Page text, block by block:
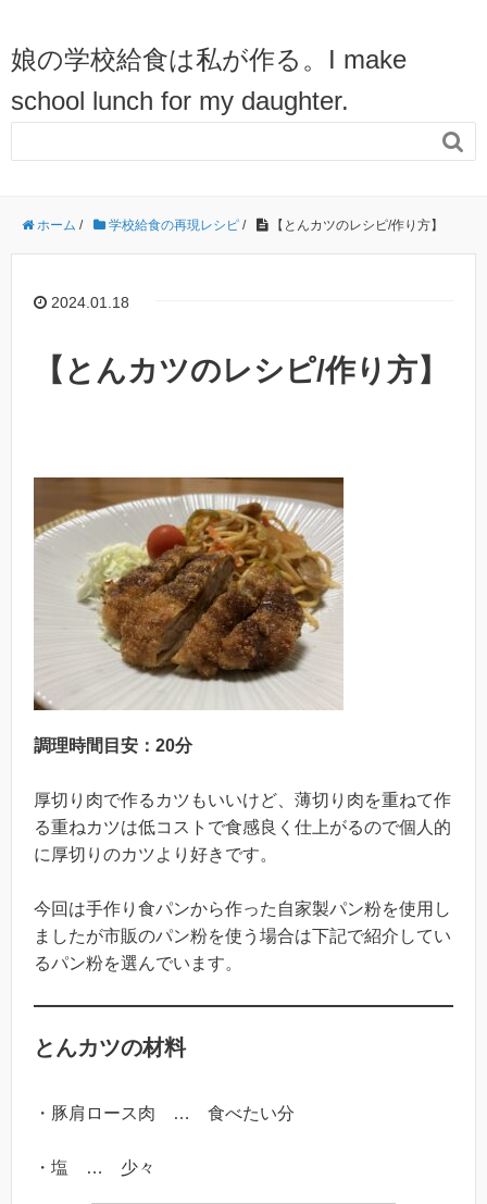
娘の学校給食は私が作る。I make
school lunch for my daughter.

ホーム / 学校給食の再現レシピ / 【とんカツのレシピ/作り方】
2024.01.18
【とんカツのレシピ/作り方】
調理時間目安：20分
厚切り肉で作るカツもいいけど、薄切り肉を重ねて作
る重ねカツは低コストで食感良く仕上がるので個人的
に厚切りのカツより好きです。
今回は手作り食パンから作った自家製パン粉を使用し
ましたが市販のパン粉を使う場合は下記で紹介してい
るパン粉を選んでいます。
とんカツの材料
・豚肩ロース肉 … 食べたい分
・塩 … 少々